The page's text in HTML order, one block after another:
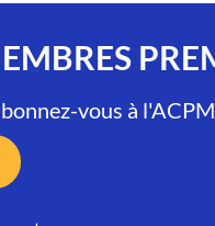
vous à